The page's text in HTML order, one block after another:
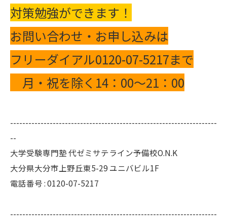
対策勉強ができます！
お問い合わせ・お申し込みは
フリーダイアル0120-07-5217まで
月・祝を除く14：00～21：00
--------------------------------------------------------------------
--
大学受験専門塾 代ゼミサテライン予備校O.N.K
大分県大分市上野丘東5-29 ユニバビル1F
電話番号 : 0120-07-5217
--------------------------------------------------------------------